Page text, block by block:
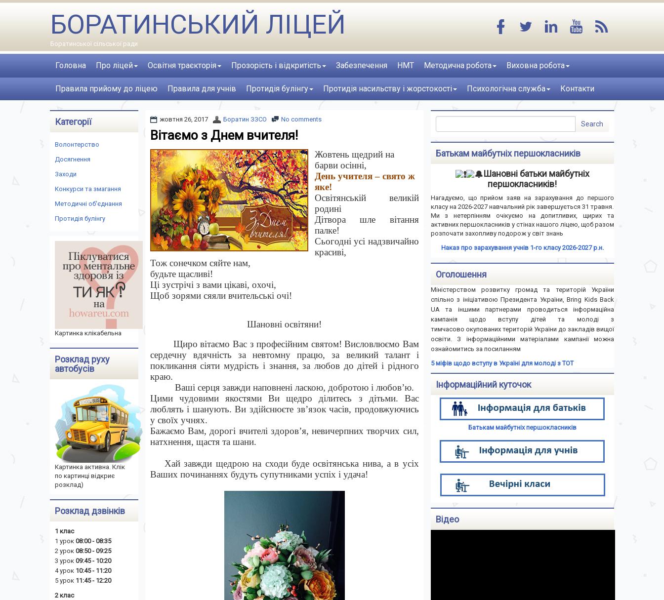
БОРАТИНСЬКИЙ ЛІЦЕЙ
Боратинської сільської ради
Головна Про ліцей Освітня траєкторія Прозорість і відкритість Забезпечення НМТ Методична робота Виховна робота
Правила прийому до ліцею Правила для учнів Протидія булінгу Протидія насильству і жорстокості Психологічна служба Контакти
жовтня 26, 2017 Боратин ЗЗСО No comments
Вітаємо з Днем вчителя!
Жовтень щедрий на
барви осінні,
День учителя – свято ж
яке!
Освітянській великій
родині
Дітвора шле вітання
палке!
Сьогодні усі надзвичайно
красиві,
Тож сонечком сяйте нам,
будьте щасливі!
Ці зустрічі з вами цікаві, охочі,
Щоб зорями сяяли вчительські очі!
Шановні освітяни!
Щиро вітаємо Вас з професійним святом! Висловлюємо Вам
сердечну вдячність за невтомну працю, за великий талант і
покликання сіяти мудрість і знання, за любов до дітей і рідного
краю.
Ваші серця завжди наповнені ласкою, добротоюі любов’ю.
Цими чудовими якостями Ви щедро ділитесь з дітьми. Вас
люблять і шанують. Ви здійснюєте зв’язок часів, продовжуючись
у своїх учнях.
Бажаємо Вам, дорогі вчителі здоров’я, невичерпних творчих сил,
натхнення, щастя та шани.
Хай завжди щедрою на сходи буде освітянська нива, а в усіх
Ваших починаннях будуть супутниками успіх і удача!
Категорії
Волонтерство
Досягнення
Заходи
Конкурси та змагання
Методичні об'єднання
Протидія булінгу
Картинка клікабельна
Розклад руху
автобусів
Картинка активна. Клік
по картинці відкриє
розклад)
Розклад дзвінків
1 клас
1 урок 08:00 - 08:35
2 урок 08:50 - 09:25
3 урок 09:45 - 10:20
4 урок 10:45 - 11:20
5 урок 11:45 - 12:20
2 клас
Батькам майбутніх першокласників
Шановні батьки майбутніх
першокласників!
Нагадуємо, що прийом заяв на зарахування до першого
класу на 2026-2027 навчальний рік завершується 31 травня.
Ми з нетерпінням очікуємо на допитливих, щирих та
активних першокласників у стінах нашого ліцею, щоб разом
розпочати захопливу подорож у світ знань
Наказ про зарахування учнів 1-го класу 2026-2027 р.н.
Оголошення
Міністерством розвитку громад та територій України
спільно з ініціативою Президента України, Bring Kids Back
UA та іншими партнерами проводиться інформаційна
кампанія щодо вступу дітей та молоді з
тимчасово окупованих територій України до закладів вищої
освіти. З інформаційними матеріалами кампанії можна
ознайомитись за посиланням
5 міфів щодо вступу в Україні для молоді з ТОТ
Інформаційний куточок
Батькам майбутніх першокласників
Відео